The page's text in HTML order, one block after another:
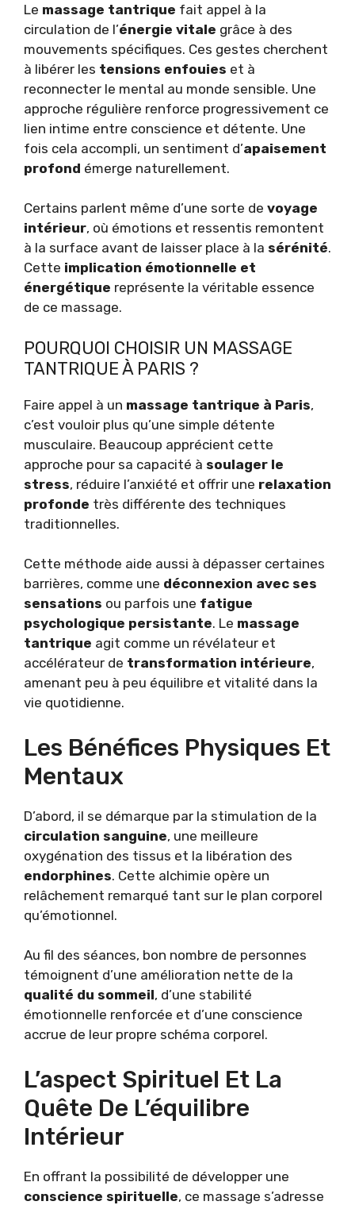
Le massage tantrique fait appel à la
circulation de l’énergie vitale grâce à des
mouvements spécifiques. Ces gestes cherchent
à libérer les tensions enfouies et à
reconnecter le mental au monde sensible. Une
approche régulière renforce progressivement ce
lien intime entre conscience et détente. Une
fois cela accompli, un sentiment d’apaisement
profond émerge naturellement.
Certains parlent même d’une sorte de voyage
intérieur, où émotions et ressentis remontent
à la surface avant de laisser place à la sérénité.
Cette implication émotionnelle et
énergétique représente la véritable essence
de ce massage.
POURQUOI CHOISIR UN MASSAGE
TANTRIQUE À PARIS ?
Faire appel à un massage tantrique à Paris,
c’est vouloir plus qu’une simple détente
musculaire. Beaucoup apprécient cette
approche pour sa capacité à soulager le
stress, réduire l’anxiété et offrir une relaxation
profonde très différente des techniques
traditionnelles.
Cette méthode aide aussi à dépasser certaines
barrières, comme une déconnexion avec ses
sensations ou parfois une fatigue
psychologique persistante. Le massage
tantrique agit comme un révélateur et
accélérateur de transformation intérieure,
amenant peu à peu équilibre et vitalité dans la
vie quotidienne.
Les Bénéfices Physiques Et
Mentaux
D’abord, il se démarque par la stimulation de la
circulation sanguine, une meilleure
oxygénation des tissus et la libération des
endorphines. Cette alchimie opère un
relâchement remarqué tant sur le plan corporel
qu’émotionnel.
Au fil des séances, bon nombre de personnes
témoignent d’une amélioration nette de la
qualité du sommeil, d’une stabilité
émotionnelle renforcée et d’une conscience
accrue de leur propre schéma corporel.
L’aspect Spirituel Et La
Quête De L’équilibre
Intérieur
En offrant la possibilité de développer une
conscience spirituelle, ce massage s’adresse